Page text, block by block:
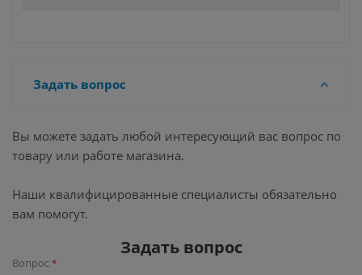
Задать вопрос
Вы можете задать любой интересующий вас вопрос по
товару или работе магазина.
Наши квалифицированные специалисты обязательно
вам помогут.
Задать вопрос
Вопрос*